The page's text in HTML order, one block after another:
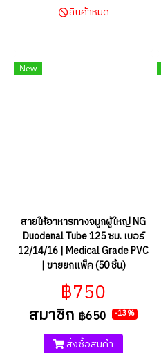
สินค้าหมด
New
สายให้อาหารทางจมูกผู้ใหญ่ NG
Duodenal Tube 125 ซม. เบอร์
12/14/16 | Medical Grade PVC
| ขายยกแพ็ค (50 ชิ้น)
฿750
สมาชิก ฿650 -13%
สั่งซื้อสินค้า